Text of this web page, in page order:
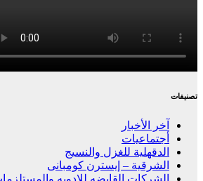
تصنيفات
آخر الأخبار
أجتماعيات
الدقهلية للغزل والنسيج
الشرقية – إيسترن كومبانى